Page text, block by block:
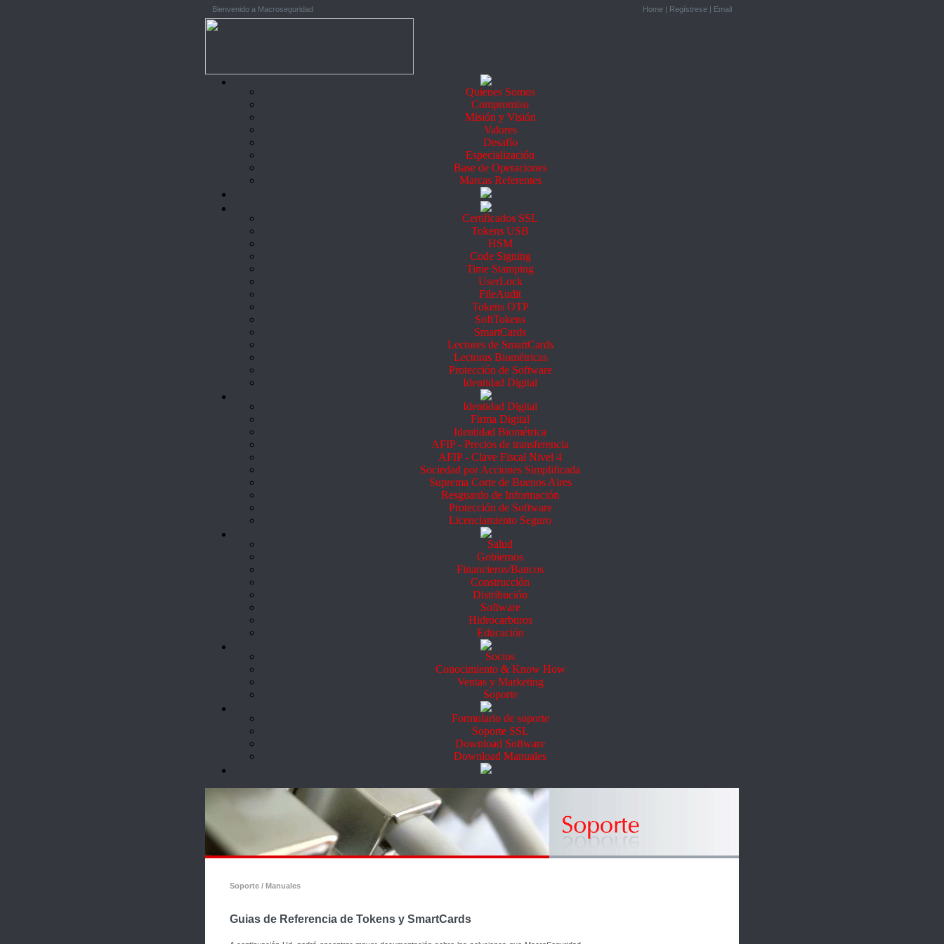
Bienvenido a Macroseguridad Home | Regístrese | Email
Quienes Somos
Compromiso
Misión y Visión
Valores
Desafío
Especialización
Base de Operaciones
Marcas Referentes
Certificados SSL
Tokens USB
HSM
Code Signing
Time Stamping
UserLock
FileAudit
Tokens OTP
SoftTokens
SmartCards
Lectores de SmartCards
Lectoras Biométricas
Protección de Software
Identidad Digital
Identidad Digital
Firma Digital
Identidad Biométrica
AFIP - Precios de transferencia
AFIP - Clave Fiscal Nivel 4
Sociedad por Acciones Simplificada
Suprema Corte de Buenos Aires
Resguardo de Información
Protección de Software
Licenciamiento Seguro
Salud
Gobiernos
Financieros/Bancos
Construcción
Distribución
Software
Hidrocarburos
Educación
Socios
Conocimiento & Know How
Ventas y Marketing
Soporte
Formulario de soporte
Soporte SSL
Download Software
Download Manuales
Soporte / Manuales
Guias de Referencia de Tokens y SmartCards